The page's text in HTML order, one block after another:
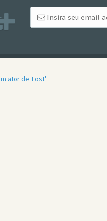
ator de 'Lost'